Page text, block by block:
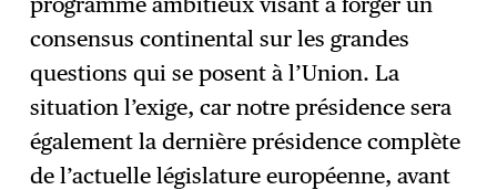
consensus continental sur les grandes
questions qui se posent à l’Union. La
situation l’exige, car notre présidence sera
également la dernière présidence complète
de l’actuelle législature européenne, avant